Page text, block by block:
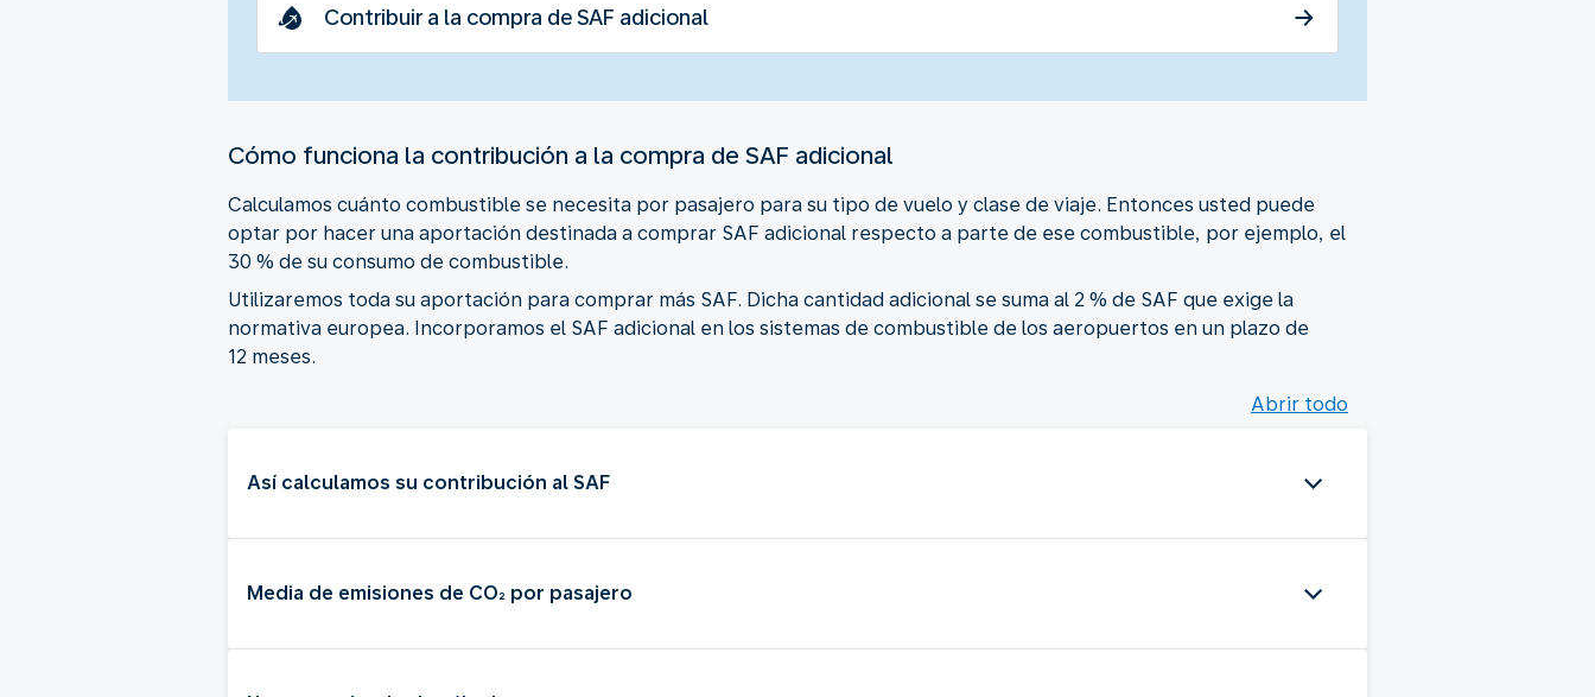
Contribuir a la compra de SAF adicional
Cómo funciona la contribución a la compra de SAF adicional
Calculamos cuánto combustible se necesita por pasajero para su tipo de vuelo y clase de viaje. Entonces usted puede
optar por hacer una aportación destinada a comprar SAF adicional respecto a parte de ese combustible, por ejemplo, el
30 % de su consumo de combustible.
Utilizaremos toda su aportación para comprar más SAF. Dicha cantidad adicional se suma al 2 % de SAF que exige la
normativa europea. Incorporamos el SAF adicional en los sistemas de combustible de los aeropuertos en un plazo de
12 meses.
Abrir todo
Así calculamos su contribución al SAF
Media de emisiones de CO₂ por pasajero